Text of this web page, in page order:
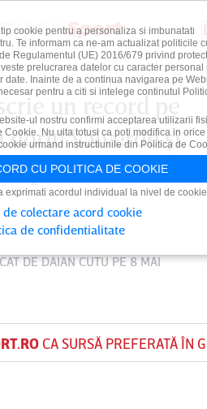
un record pe
dorit! Valverde şi
au primit amenzi
DEDAIAN CUTUPE 8 MAI
CA SURSĂ PREFERATĂ ÎN
cookie pentru a personaliza si imbunatati
Te informam ca ne-am actualizat politicile
Regulamentul (UE) 2016/679 privind
prelucrarea datelor cu caracter personal
date. Inainte de a continua navigarea pe
pentru a citi si intelege continutul
ul nostru confirmi acceptarea utilizarii
Nu uita totusi ca poti modifica in orice
urmand instructiunile din Politica de
CU POLITICA DE COOKIE
exprimati acordul individual la nivel de
de colectare acord cookie
de confidentialitate